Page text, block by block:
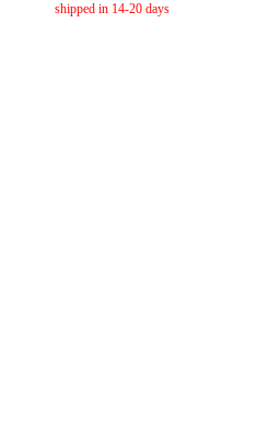
shipped in 14-20 days